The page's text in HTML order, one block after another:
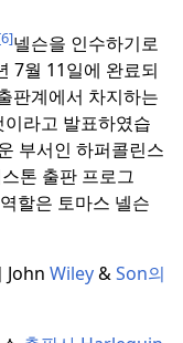
넬슨을 인수하기로
7월 11일에 완료되
판계에서 차지하는
라고 발표하였습
부서인 하퍼콜린스
톤 출판 프로그
할은 토마스 넬슨
John Wiley&Son의